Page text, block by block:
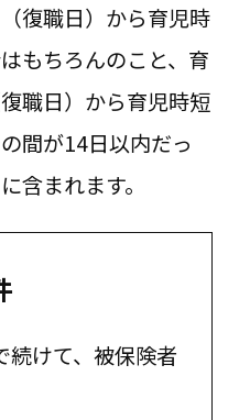
復職日）から育児時
もちろんのこと、育
職日）から育児時短
間が14日以内だっ
含まれます。
けて、被保険者